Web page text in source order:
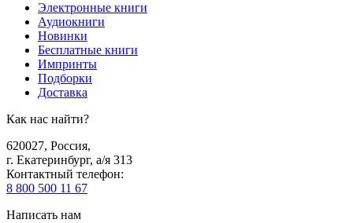
Электронные книги
Аудиокниги
Новинки
Бесплатные книги
Импринты
Подборки
Доставка
Как нас найти?
620027, Россия,
г. Екатеринбург, а/я 313
Контактный телефон:
8 800 500 11 67
Написать нам